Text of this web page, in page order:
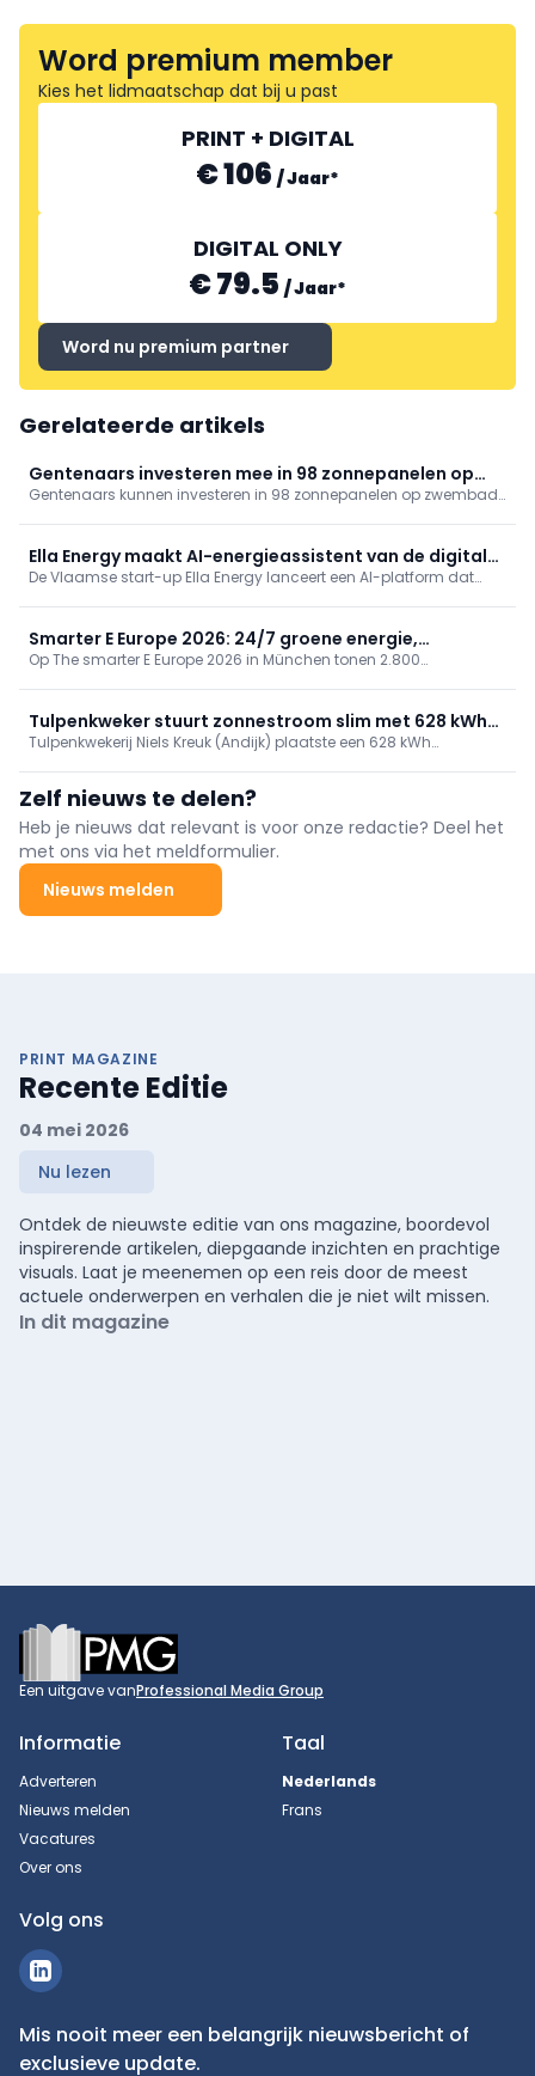
Word premium member
Kies het lidmaatschap dat bij u past
PRINT + DIGITAL
€ 106 /Jaar*
DIGITAL ONLY
€ 79.5 /Jaar*
Word nu premium partner
Gerelateerde artikels
Gentenaars investeren mee in 98 zonnepanelen op
zwembad Van Eyck
Gentenaars kunnen investeren in 98 zonnepanelen op zwembad
Blaarmeersen is voorzien en Bourgoyen volgt; samen 615 extra
panelen richting klimaatneutrale sportinfrastructuur.
Ella Energy maakt AI-energieassistent van de digitale
meter voor kmo's
De Vlaamse start-up Ella Energy lanceert een AI-platform dat
netkosten, zonnepanelen, contracten, facturen) voor
€45/maand. 500 koppelingen, doel 2.000; eerst Vlaanderen,
daarna Europa. Gratis test.
Smarter E Europe 2026: 24/7 groene energie,
betrouwbaar en betaalbaar
Op The smarter E Europe 2026 in München tonen 2.800
kostenbeheersing en geopolitieke veerkracht. De special
Renewables 24/7 demonstreert sectorkoppeling, opslag en
digitalisering.
Tulpenkweker stuurt zonnestroom slim met 628 kWh
batterijopslag
Tulpenkwekerij Niels Kreuk (Andijk) plaatste een 628 kWh
blijven, wat investeringen mogelijk maakt. Realisatie: Van der
Laan, Intercel en Withthegrid.
Zelf nieuws te delen?
Heb je nieuws dat relevant is voor onze redactie? Deel het
met ons via het meldformulier.
Nieuws melden
PRINT MAGAZINE
Recente Editie
04 mei 2026
Nu lezen
Ontdek de nieuwste editie van ons magazine, boordevol
inspirerende artikelen, diepgaande inzichten en prachtige
visuals. Laat je meenemen op een reis door de meest
actuele onderwerpen en verhalen die je niet wilt missen.
In dit magazine
Footer
Een uitgave vanProfessional Media Group
Informatie
Adverteren
Nieuws melden
Vacatures
Over ons
Taal
Nederlands
Frans
Volg ons
Mis nooit meer een belangrijk nieuwsbericht of
exclusieve update.